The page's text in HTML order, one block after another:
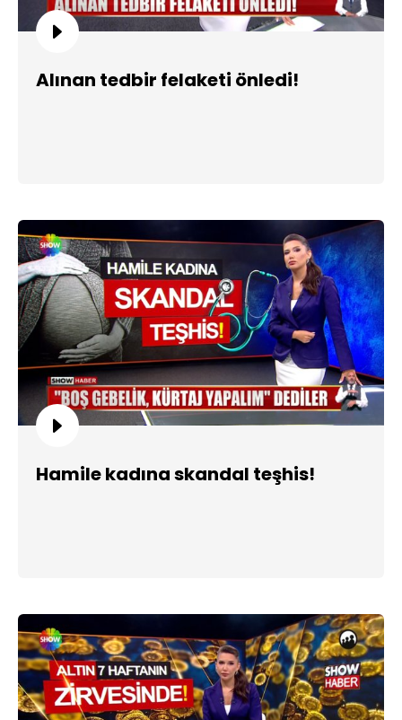
Alınan tedbir felaketi önledi!
Hamile kadına skandal teşhis!